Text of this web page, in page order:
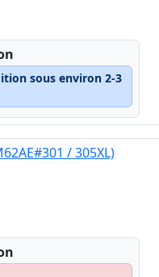
sous environ 2-3
/ 305XL)